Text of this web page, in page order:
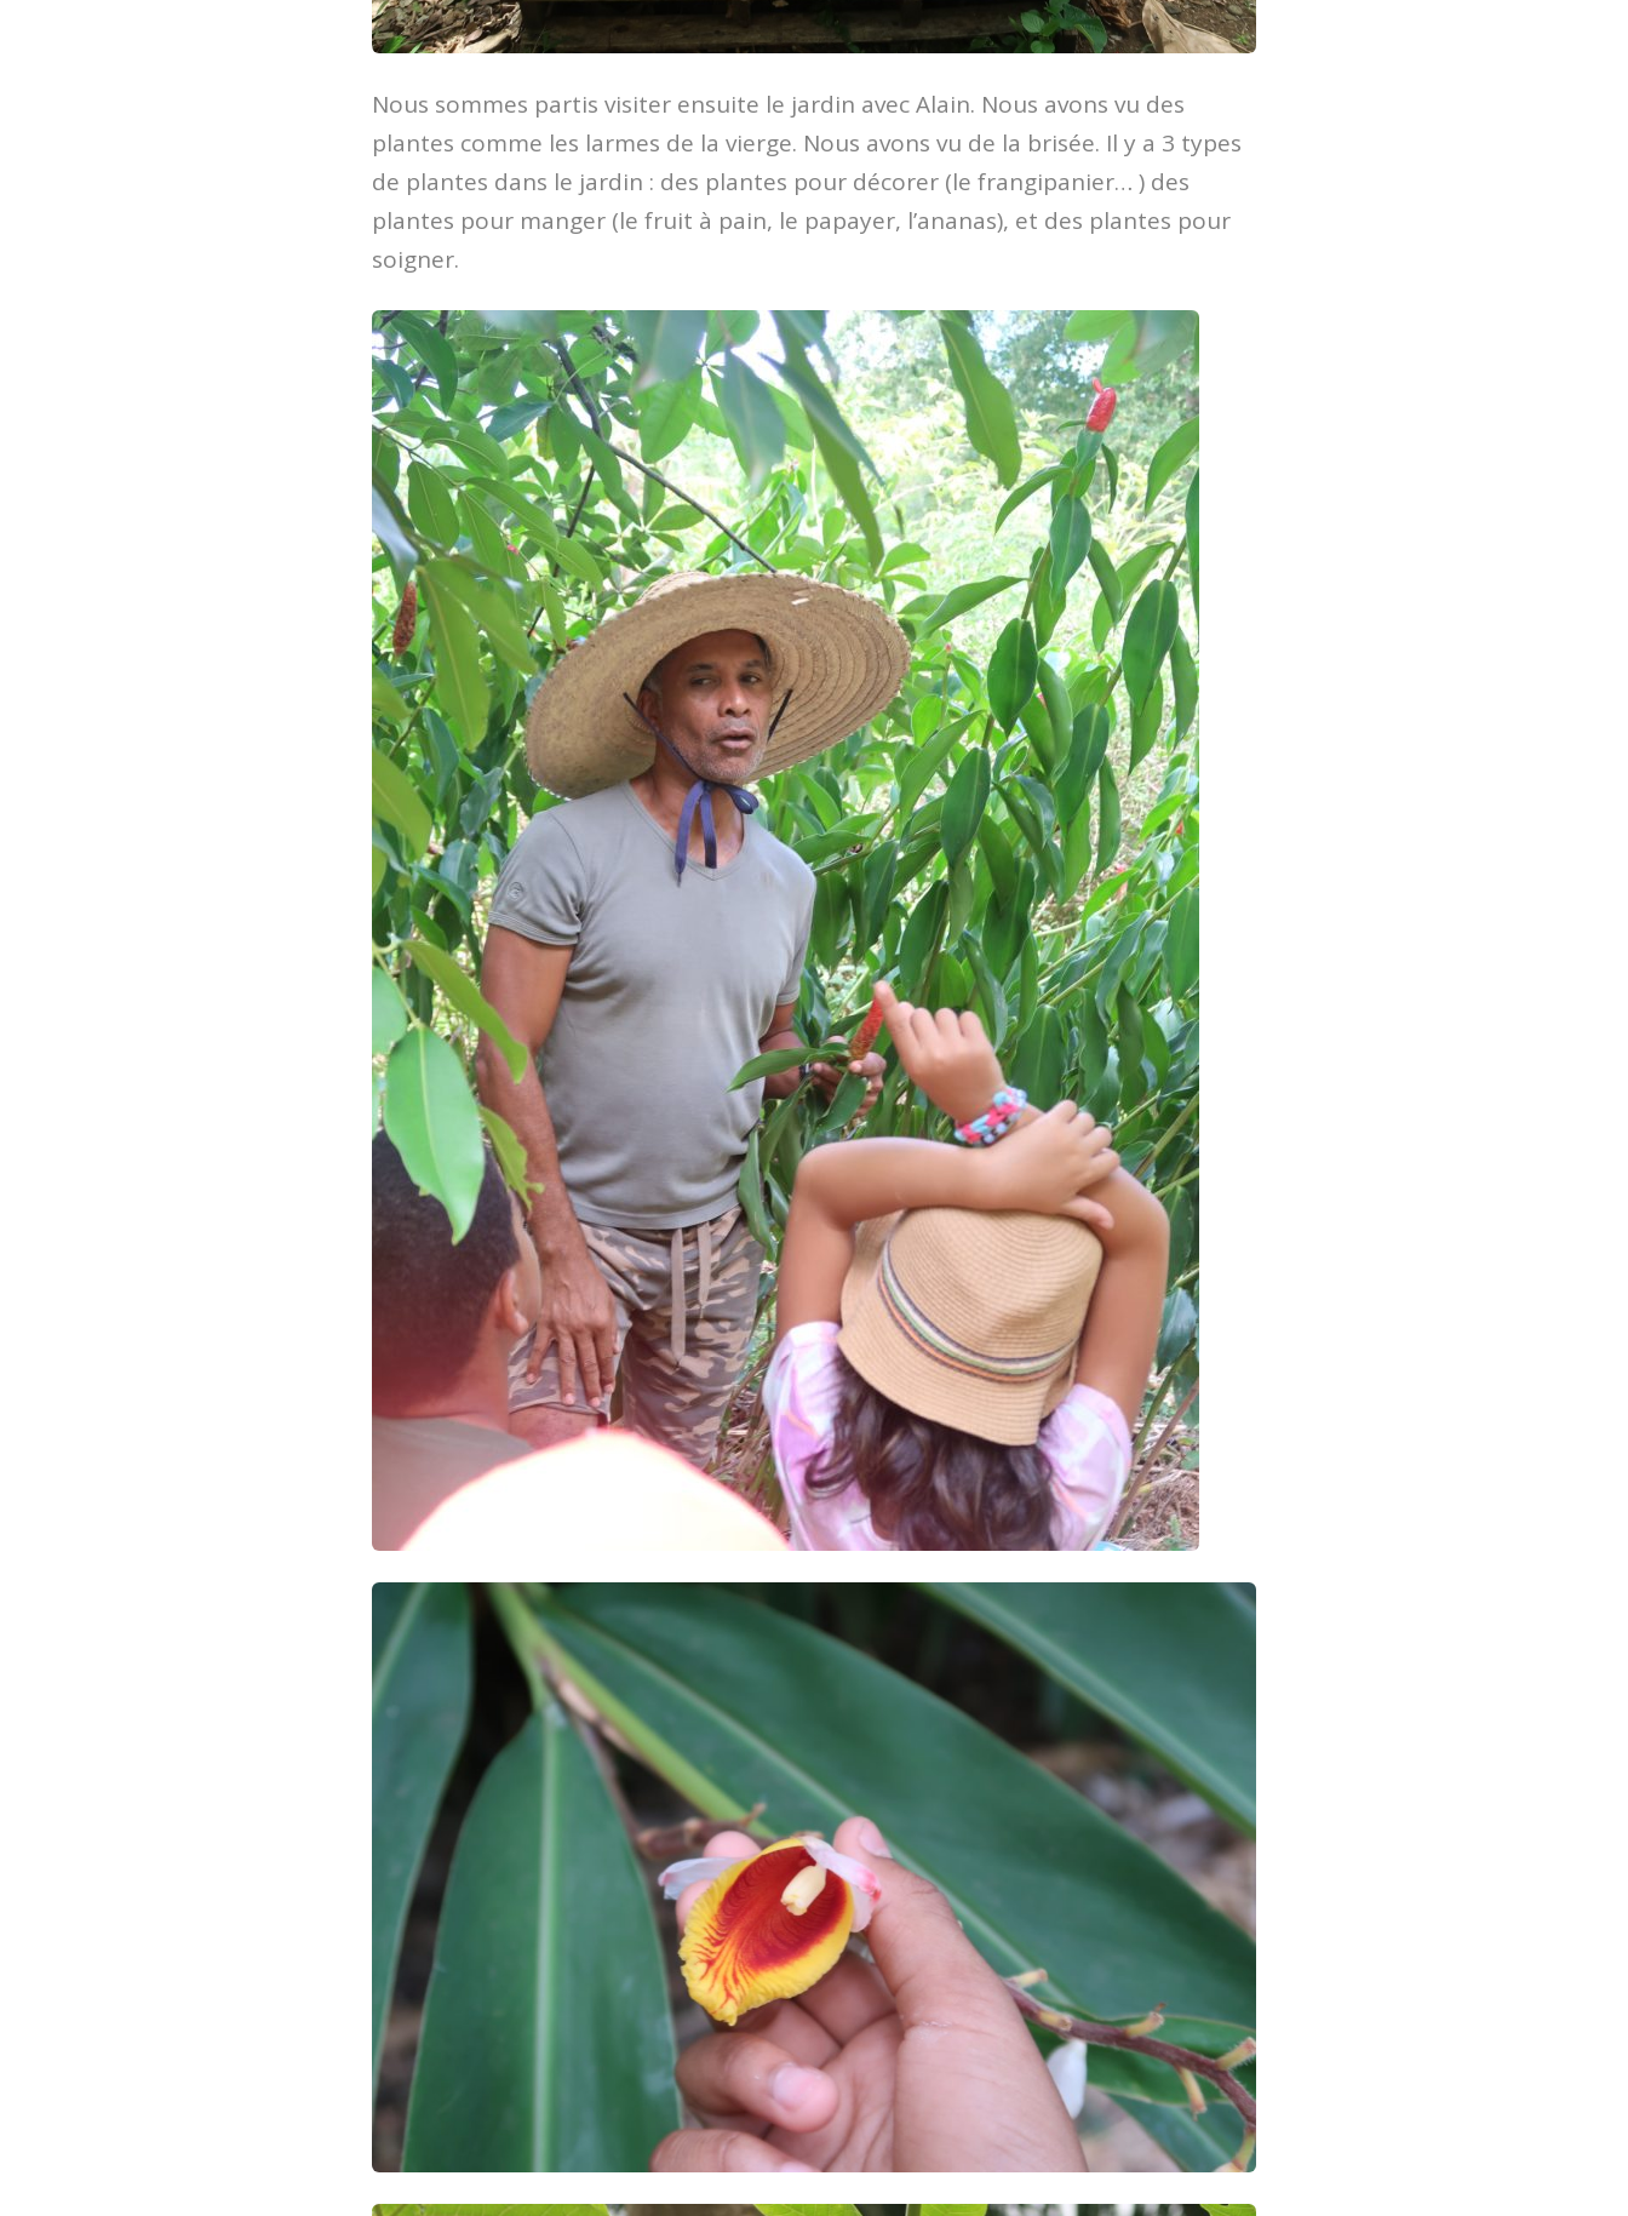
Nous sommes partis visiter ensuite le jardin avec Alain. Nous avons vu des
plantes comme les larmes de la vierge. Nous avons vu de la brisée. Il y a 3 types
de plantes dans le jardin : des plantes pour décorer (le frangipanier… ) des
plantes pour manger (le fruit à pain, le papayer, l’ananas), et des plantes pour
soigner.